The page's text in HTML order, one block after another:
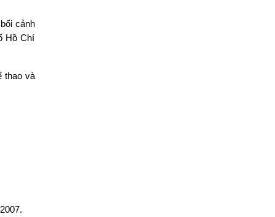
cảnh
Hồ Chí
thao và